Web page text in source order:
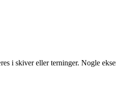
i skiver eller terninger. Nogle